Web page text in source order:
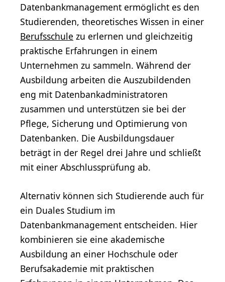
Datenbankmanagement ermöglicht es den
Studierenden, theoretisches Wissen in einer
Berufsschule zu erlernen und gleichzeitig
praktische Erfahrungen in einem
Unternehmen zu sammeln. Während der
Ausbildung arbeiten die Auszubildenden
eng mit Datenbankadministratoren
zusammen und unterstützen sie bei der
Pflege, Sicherung und Optimierung von
Datenbanken. Die Ausbildungsdauer
beträgt in der Regel drei Jahre und schließt
mit einer Abschlussprüfung ab.
Alternativ können sich Studierende auch für
ein Duales Studium im
Datenbankmanagement entscheiden. Hier
kombinieren sie eine akademische
Ausbildung an einer Hochschule oder
Berufsakademie mit praktischen